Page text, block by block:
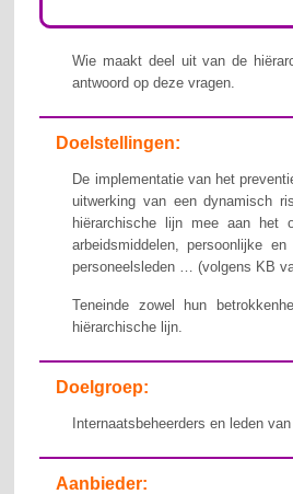
Wie maakt deel uit van de
antwoord op deze vragen.
Doelstellingen:
De implementatie van het
uitwerking van een dynamisch
hiërarchische lijn mee aan het
arbeidsmiddelen, persoonlijke
personeelsleden … (volgens KB
Teneinde zowel hun
hiërarchische lijn.
Doelgroep:
Internaatsbeheerders en leden
Aanbieder: